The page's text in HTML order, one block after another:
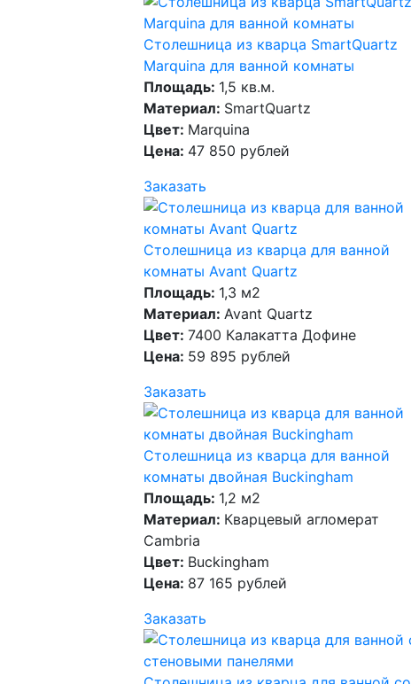
Столешница из кварца SmartQuartz
Marquina для ванной комнаты
Площадь: 1,5 кв.м.
Материал: SmartQuartz
Цвет: Marquina
Цена: 47 850 рублей
Заказать
Столешница из кварца для ванной
комнаты Avant Quartz
Площадь: 1,3 м2
Материал: Avant Quartz
Цвет: 7400 Калакатта Дофине
Цена: 59 895 рублей
Заказать
Столешница из кварца для ванной
комнаты двойная Buckingham
Площадь: 1,2 м2
Материал: Кварцевый агломерат
Cambria
Цвет: Buckingham
Цена: 87 165 рублей
Заказать